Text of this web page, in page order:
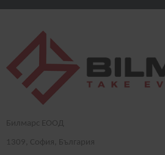
Билмарс ЕООД
309 , София, България